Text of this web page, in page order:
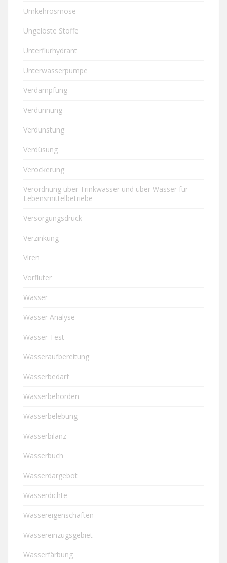
Umkehrosmose
Ungelöste Stoffe
Unterflurhydrant
Unterwasserpumpe
Verdampfung
Verdünnung
Verdunstung
Verdüsung
Verockerung
Verordnung über Trinkwasser und über Wasser für
Lebensmittelbetriebe
Versorgungsdruck
Verzinkung
Viren
Vorfluter
Wasser
Wasser Analyse
Wasser Test
Wasseraufbereitung
Wasserbedarf
Wasserbehörden
Wasserbelebung
Wasserbilanz
Wasserbuch
Wasserdargebot
Wasserdichte
Wassereigenschaften
Wassereinzugsgebiet
Wasserfärbung